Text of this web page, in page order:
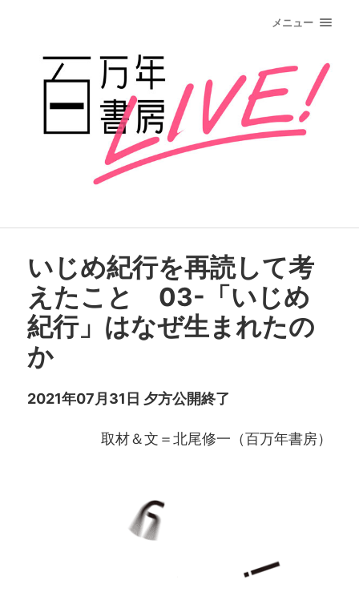
メニュー
いじめ紀行を再読して考
えたこと 03-「いじめ
紀行」はなぜ生まれたの
か
2021年07月31日 夕方公開終了
取材＆文＝北尾修一（百万年書房）